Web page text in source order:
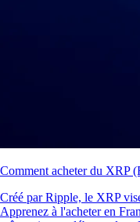
Comment acheter du XRP
Créé par Ripple, le XRP
Apprenez à l'acheter en